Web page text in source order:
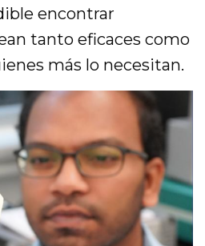
encontrar
tanto eficaces como
más lo necesitan.